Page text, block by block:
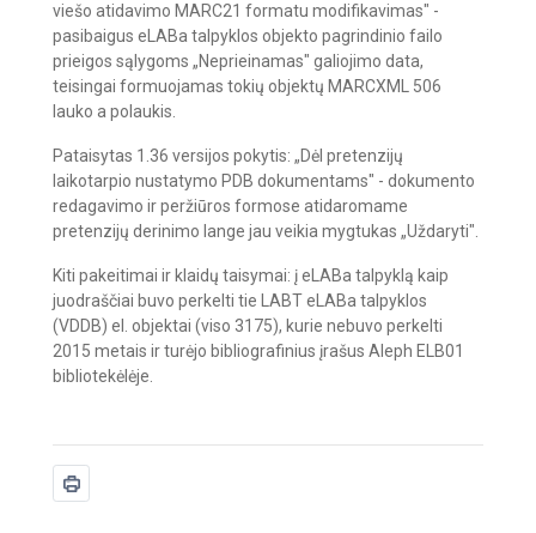
viešo atidavimo MARC21 formatu modifikavimas" -
pasibaigus eLABa talpyklos objekto pagrindinio failo
prieigos sąlygoms „Neprieinamas" galiojimo data,
teisingai formuojamas tokių objektų MARCXML 506
lauko a polaukis.
Pataisytas 1.36 versijos pokytis: „Dėl pretenzijų
laikotarpio nustatymo PDB dokumentams" - dokumento
redagavimo ir peržiūros formose atidaromame
pretenzijų derinimo lange jau veikia mygtukas „Uždaryti".
Kiti pakeitimai ir klaidų taisymai: į eLABa talpyklą kaip
juodraščiai buvo perkelti tie LABT eLABa talpyklos
(VDDB) el. objektai (viso 3175), kurie nebuvo perkelti
2015 metais ir turėjo bibliografinius įrašus Aleph ELB01
bibliotekėlėje.